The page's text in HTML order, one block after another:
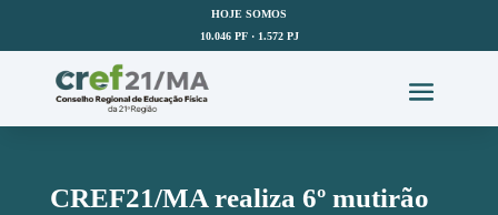
HOJE SOMOS
10.046 PF · 1.572 PJ
CREF21/MA realiza 6º mutirão